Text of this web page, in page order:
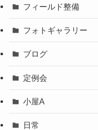
フィールド整備
フォトギャラリー
ブログ
定例会
小屋A
日常